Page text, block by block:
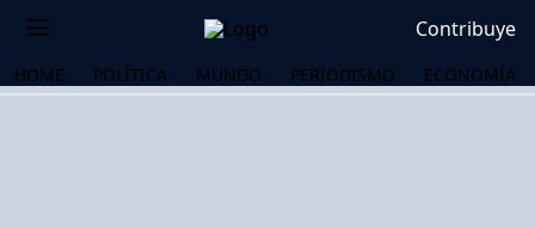
Contribuye
HOME POLÍTICA MUNDO PERIODISMO ECONOMÍA